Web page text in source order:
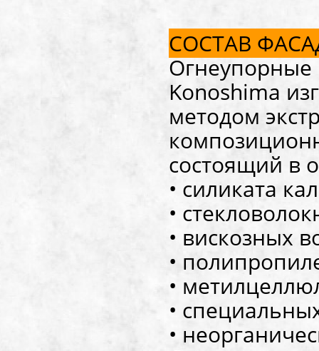
СОСТАВ
Огнеупорные
Konoshima
методом
состоящий в
• силиката
•
• вискозных
•
•
•
•